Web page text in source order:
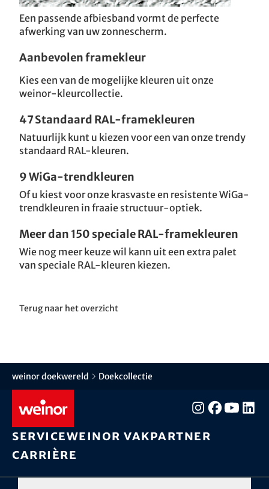
Een passende afbiesband vormt de perfecte
afwerking van uw zonnescherm.
Aanbevolen framekleur
Kies een van de mogelijke kleuren uit onze
weinor-kleurcollectie.
47 Standaard RAL-framekleuren
Natuurlijk kunt u kiezen voor een van onze trendy
standaard RAL-kleuren.
9 WiGa-trendkleuren
Of u kiest voor onze krasvaste en resistente WiGa-
trendkleuren in fraaie structuur-optiek.
Meer dan 150 speciale RAL-framekleuren
Wie nog meer keuze wil kann uit een extra palet
van speciale RAL-kleuren kiezen.
Terug naar het overzicht
weinor doekwereld Doekcollectie
Serviceweinor vakpartner
Carrière